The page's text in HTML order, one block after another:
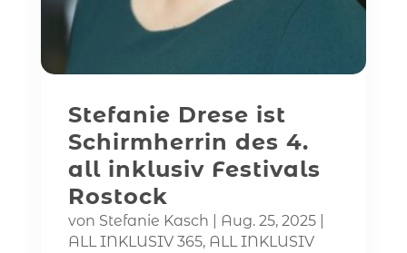
Stefanie Drese ist
Schirmherrin des 4.
all inklusiv Festivals
Rostock
von Stefanie Kasch Aug. 25, 2025|
ALL INKLUSIV 365, ALL INKLUSIV